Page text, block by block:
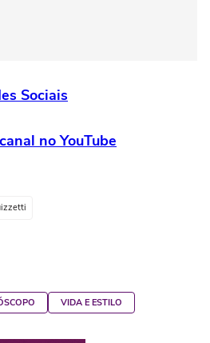
Sociais
no YouTube
VIDA E ESTILO